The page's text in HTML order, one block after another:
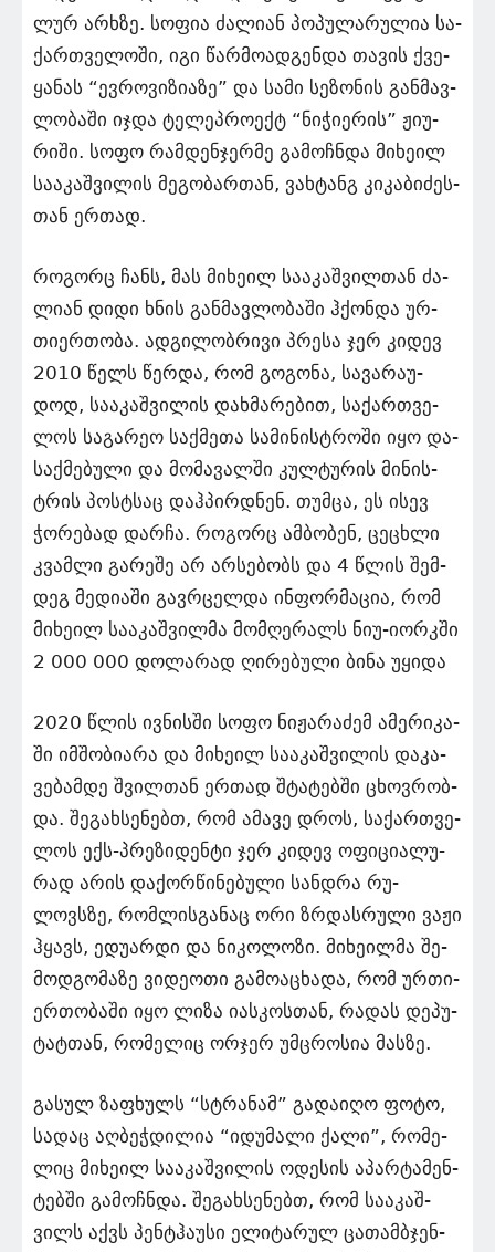
ლურ არხზე. სო­ფია ძა­ლი­ან პო­პუ­ლა­რუ­ლია სა­
ქარ­თვე­ლო­ში, იგი წარ­მო­ად­გენ­და თა­ვის ქვე­
ყა­ნას “ევ­რო­ვი­ზი­ა­ზე” და სამი სე­ზო­ნის გან­მავ­
ლო­ბა­ში იჯდა ტე­ლეპ­რო­ექტ “ნი­ჭი­ე­რის” ჟი­უ­
რი­ში. სოფო რამ­დენ­ჯერ­მე გა­მოჩ­ნდა მი­ხე­ილ
სა­ა­კაშ­ვი­ლის მე­გო­ბარ­თან, ვახ­ტანგ კი­კა­ბი­ძეს­
თან ერ­თად.
რო­გორც ჩანს, მას მი­ხე­ილ სა­ა­კაშ­ვილ­თან ძა­
ლი­ან დიდი ხნის გან­მავ­ლო­ბა­ში ჰქონ­და ურ­
თი­ერ­თო­ბა. ად­გი­ლობ­რი­ვი პრე­სა ჯერ კი­დევ
2010 წელს წერ­და, რომ გო­გო­ნა, სა­ვა­რა­უ­
დოდ, სა­ა­კაშ­ვი­ლის დახ­მა­რე­ბით, სა­ქარ­თვე­
ლოს სა­გა­რეო საქ­მე­თა სა­მი­ნის­ტრო­ში იყო და­
საქ­მე­ბუ­ლი და მო­მა­ვალ­ში კულ­ტუ­რის მი­ნის­
ტრის პოსტსაც დაჰ­პირ­დნენ. თუმ­ცა, ეს ისევ
ჭო­რე­ბად დარ­ჩა. რო­გორც ამ­ბო­ბენ, ცე­ცხლი
კვამ­ლი გა­რე­შე არ არ­სე­ბობს და 4 წლის შემ­
დეგ მე­დი­ა­ში გავ­რცელ­და ინ­ფორ­მა­ცია, რომ
მი­ხე­ილ სა­ა­კაშ­ვილ­მა მომ­ღე­რალს ნიუ-იორკში
2 000 000 დო­ლა­რად ღი­რე­ბუ­ლი ბინა უყი­და
2020 წლის ივ­ნის­ში სოფო ნი­ჟა­რა­ძემ ამე­რი­კა­
ში იმ­შო­ბი­ა­რა და მი­ხე­ილ სა­ა­კაშ­ვი­ლის და­კა­
ვე­ბამ­დე შვილ­თან ერ­თად შტა­ტებ­ში ცხოვ­რობ­
და. შე­გახ­სე­ნებთ, რომ ამა­ვე დროს, სა­ქარ­თვე­
ლოს ექს-პრე­ზი­დენ­ტი ჯერ კი­დევ ოფი­ცი­ა­ლუ­
რად არის და­ქორ­წი­ნე­ბუ­ლი სან­დრა რუ­
ლოვსზე, რომ­ლის­გა­ნაც ორი ზრდას­რუ­ლი ვაჟი
ჰყავს, ედუ­არ­დი და ნი­კო­ლო­ზი. მი­ხე­ილ­მა შე­
მოდ­გო­მა­ზე ვი­დე­ო­თი გა­მო­ა­ცხა­და, რომ ურ­თი­
ერ­თო­ბა­ში იყო ლიზა იას­კოს­თან, რა­დას დე­პუ­
ტატ­თან, რო­მე­ლიც ორ­ჯერ უმ­ცრო­სია მას­ზე.
გა­სულ ზა­ფხულს “სტრა­ნამ” გა­და­ი­ღო ფოტო,
სა­დაც აღ­ბეჭ­დი­ლია “იდუ­მა­ლი ქალი”, რო­მე­
ლიც მი­ხე­ილ სა­ა­კაშ­ვი­ლის ოდე­სის აპარ­ტა­მენ­
ტებ­ში გა­მოჩ­ნდა. შე­გახ­სე­ნებთ, რომ სა­ა­კაშ­
ვილს აქვს პენ­ტჰა­უ­სი ელი­ტა­რულ ცა­თამბჯენ­